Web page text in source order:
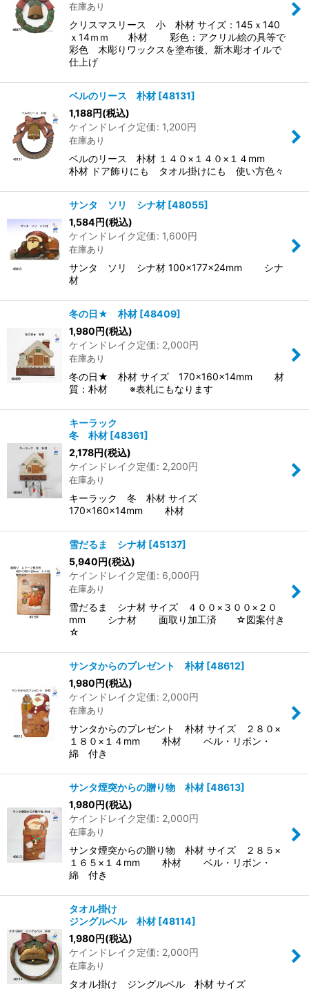
在庫あり
クリスマスリース 小 朴材 サイズ：145ｘ140
ｘ14ｍｍ 朴材 彩色：アクリル絵の具等で
彩色 木彫りワックスを塗布後、新木彫オイルで
仕上げ
ベルのリース 朴材 [48131]
1,188円(税込)
ケインドレイク定価: 1,200円
在庫あり
ベルのリース 朴材 １４０×１４０×１４mm
朴材 ドア飾りにも タオル掛けにも 使い方色々
サンタ ソリ シナ材 [48055]
1,584円(税込)
ケインドレイク定価: 1,600円
在庫あり
サンタ ソリ シナ材 100×177×24mm シナ
材
冬の日★ 朴材 [48409]
1,980円(税込)
ケインドレイク定価: 2,000円
在庫あり
冬の日★ 朴材 サイズ 170×160×14mm 材
質：朴材 ※表札にもなります
キーラック
冬 朴材 [48361]
2,178円(税込)
ケインドレイク定価: 2,200円
在庫あり
キーラック 冬 朴材 サイズ
170×160×14mm 朴材
雪だるま シナ材 [45137]
5,940円(税込)
ケインドレイク定価: 6,000円
在庫あり
雪だるま シナ材 サイズ ４００×３００×２０
mm シナ材 面取り加工済 ☆図案付き
☆
サンタからのプレゼント 朴材 [48612]
1,980円(税込)
ケインドレイク定価: 2,000円
在庫あり
サンタからのプレゼント 朴材 サイズ ２８０×
１８０×１４mm 朴材 ベル・リボン・
綿 付き
サンタ煙突からの贈り物 朴材 [48613]
1,980円(税込)
ケインドレイク定価: 2,000円
在庫あり
サンタ煙突からの贈り物 朴材 サイズ ２８５×
１６５×１４mm 朴材 ベル・リボン・
綿 付き
タオル掛け
ジングルベル 朴材 [48114]
1,980円(税込)
ケインドレイク定価: 2,000円
在庫あり
タオル掛け ジングルベル 朴材 サイズ